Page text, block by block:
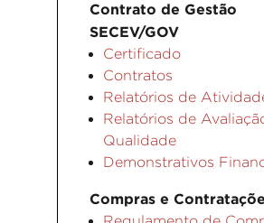
Contrato de Gestão
SECEV/GOV
Certificado
Contratos
Relatórios de
Relatórios de
Qualidade
Demonstrativos
Compras e